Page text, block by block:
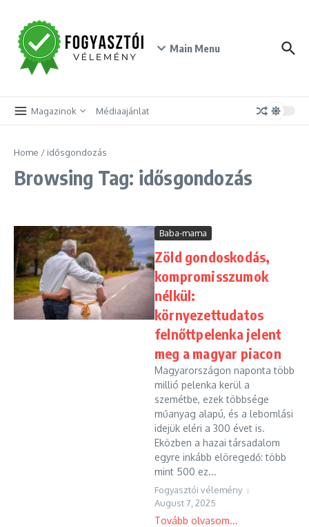
Main Menu
Magazinok Médiaajánlat
Home / idősgondozás
Browsing Tag: idősgondozás
Baba-mama
Zöld gondoskodás,
kompromisszumok
nélkül:
környezettudatos
felnőttpelenka jelent
meg a magyar piacon
Magyarországon naponta több
millió pelenka kerül a
szemétbe, ezek többsége
műanyag alapú, és a lebomlási
idejük eléri a 300 évet is.
Eközben a hazai társadalom
egyre inkább elöregedő: több
mint 500 ez...
Fogyasztói vélemény
August 7, 2025
Tovább olvasom...